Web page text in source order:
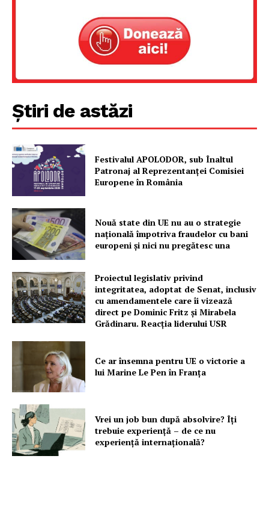
Știri de astăzi
Festivalul APOLODOR, sub Înaltul
Patronaj al Reprezentanței Comisiei
Europene în România
Nouă state din UE nu au o strategie
națională împotriva fraudelor cu bani
europeni și nici nu pregătesc una
Proiectul legislativ privind
integritatea, adoptat de Senat, inclusiv
cu amendamentele care îi vizează
direct pe Dominic Fritz și Mirabela
Grădinaru. Reacția liderului USR
Ce ar însemna pentru UE o victorie a
lui Marine Le Pen în Franța
Vrei un job bun după absolvire? Îți
trebuie experiență – de ce nu
experiență internațională?